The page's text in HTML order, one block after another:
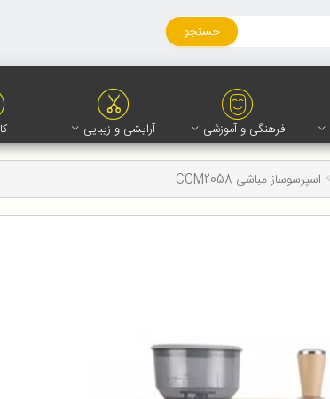
جستجو
فرهنگی و آموزشی آرایشی و زیبایی
اسپرسوساز مباشی CCM2058